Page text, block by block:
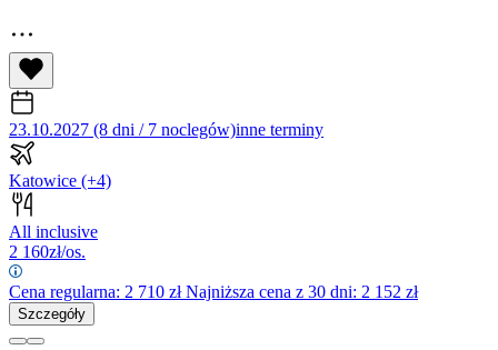
23.10.2027 (8 dni / 7 noclegów)inne terminy
Katowice (+4)
All inclusive
2 160zł/os.
Cena regularna: 2 710 złNajniższa cena z 30 dni: 2 152 zł
Szczegóły